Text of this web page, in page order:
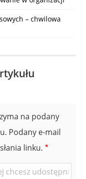
– chwilowa
na podany
Podany e-mail
linku.